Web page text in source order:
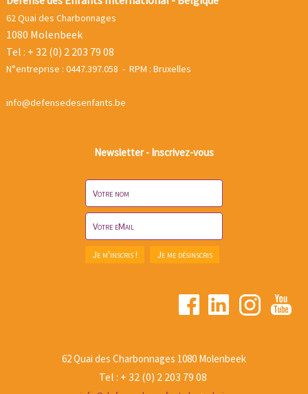
62 Quai des Charbonnages
1080 Molenbeek
Tel : + 32 (0) 2 203 79 08
N°entreprise : 0447.397.058 - RPM : Bruxelles
info@defensedesenfants.be
Newsletter - Inscrivez-vous
62 Quai des Charbonnages 1080 Molenbeek
Tel : + 32 (0) 2 203 79 08